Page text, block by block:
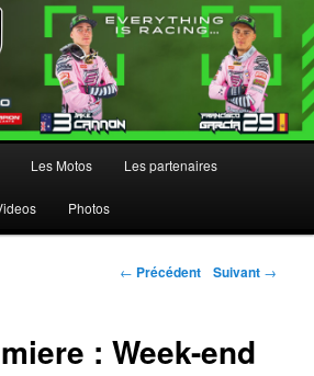
Les Motos Les partenaires
Photos
Navigation des articles
← Précédent Suivant →
: Week-end